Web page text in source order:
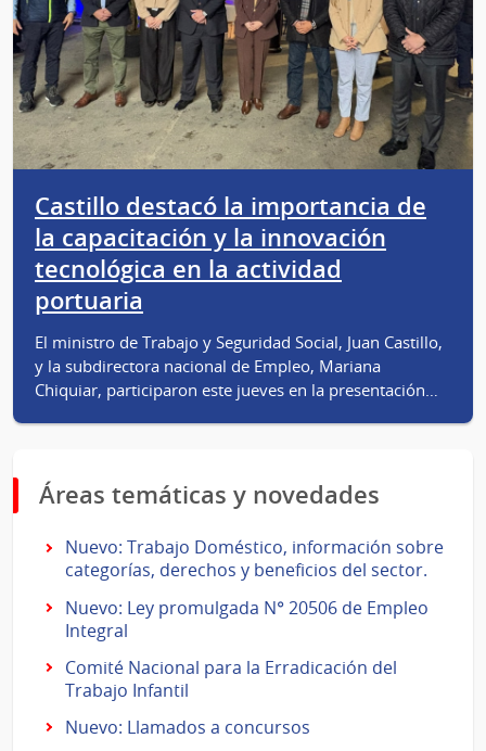
Castillo destacó la importancia de
la capacitación y la innovación
tecnológica en la actividad
portuaria
El ministro de Trabajo y Seguridad Social, Juan Castillo,
y la subdirectora nacional de Empleo, Mariana
Chiquiar, participaron este jueves en la presentación…
Áreas temáticas y novedades
Nuevo: Trabajo Doméstico, información sobre
categorías, derechos y beneficios del sector.
Nuevo: Ley promulgada N° 20506 de Empleo
Integral
Comité Nacional para la Erradicación del
Trabajo Infantil
Nuevo: Llamados a concursos